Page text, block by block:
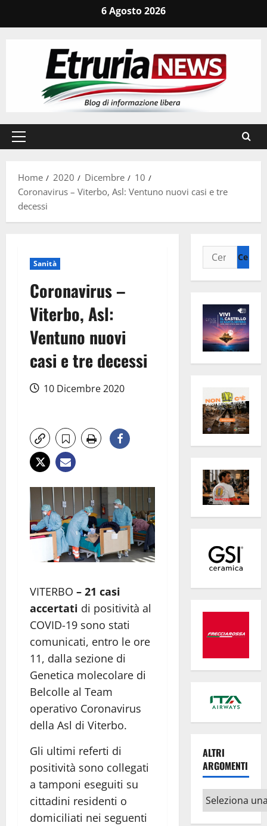
6 Agosto 2026
Menu
Home
2020 Dicembre
10
Coronavirus – Viterbo, Asl: Ventuno nuovi casi e tre
decessi
Sanità
Coronavirus –
Viterbo, Asl:
Ventuno nuovi
casi e tre decessi
10 Dicembre 2020
VITERBO – 21 casi
accertati di positività al
COVID-19 sono stati
comunicati, entro le ore
11, dalla sezione di
Genetica molecolare di
Belcolle al Team
operativo Coronavirus
della Asl di Viterbo.
Gli ultimi referti di
positività sono collegati
a tamponi eseguiti su
cittadini residenti o
domiciliati nei seguenti
Ricerca
per:
ALTRI
ARGOMENTI
Altri
argomenti